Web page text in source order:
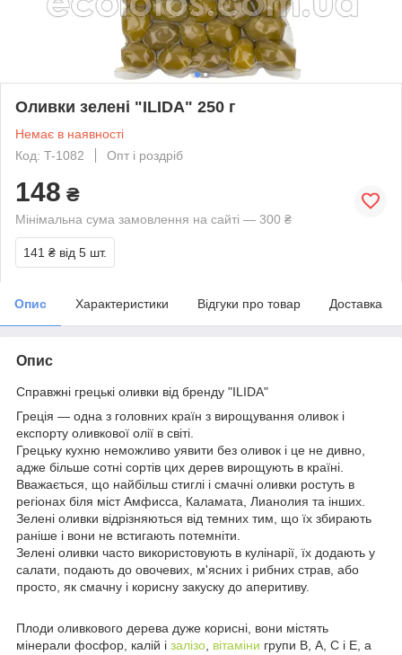
Оливки зелені "ILIDA" 250 г
Немає в наявності
Код: T-1082
Опт і роздріб
148 ₴
Мінімальна сума замовлення на сайті — 300 ₴
141 ₴ від 5 шт.
Опис Характеристики Відгуки про товар Доставка
Опис
Справжні грецькі оливки від бренду "ILIDA"
Греція — одна з головних країн з вирощування оливок і
експорту оливкової олії в світі.
Грецьку кухню неможливо уявити без оливок і це не дивно,
адже більше сотні сортів цих дерев вирощують в країні.
Вважається, що найбільш стиглі і смачні оливки ростуть в
регіонах біля міст Амфисса, Каламата, Лианолия та інших.
Зелені оливки відрізняються від темних тим, що їх збирають
раніше і вони не встигають потемніти.
Зелені оливки часто використовують в кулінарії, їх додають у
салати, подають до овочевих, м'ясних і рибних страв, або
просто, як смачну і корисну закуску до аперитиву.
Плоди оливкового дерева дуже корисні, вони містять
мінерали фосфор, калій і залізо вітаміни групи В, А, С і Е, а